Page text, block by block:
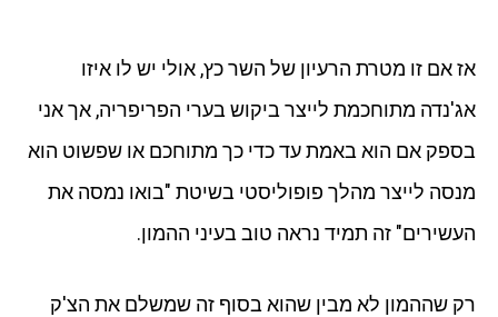
אז אם זו מטרת הרעיון של השר כץ, אולי יש לו איזו
אג'נדה מתוחכמת לייצר ביקוש בערי הפריפריה, אך אני
בספק אם הוא באמת עד כדי כך מתוחכם או שפשוט הוא
מנסה לייצר מהלך פופוליסטי בשיטת "בואו נמסה את
העשירים" זה תמיד נראה טוב בעיני ההמון.
רק שההמון לא מבין שהוא בסוף זה שמשלם את הצ'ק